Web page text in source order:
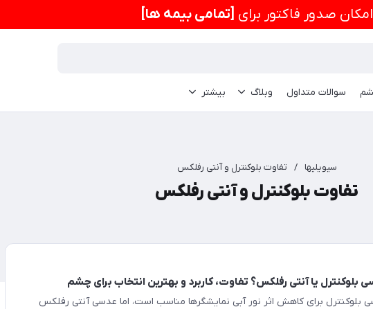
امكان صدور فاکتور برای [تمامی بیمه ها]
سوالات متداول وبلاگ بیشتر
سیویلیها / تفاوت بلوکنترل و آنتی رفلکس
تفاوت بلوکنترل و آنتی رفلکس
بلوکنترل یا آنتی رفلکس؟ تفاوت، کاربرد و بهترین انتخاب برای چشم
بلوکنترل برای کاهش اثر نور آبی نمایشگرها مناسب است، اما عدسی آنتی رفلکس